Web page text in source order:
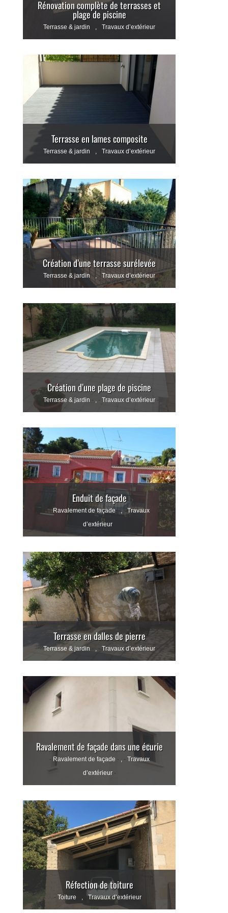
Rénovation complète de terrasses et
plage de piscine
Terrasse & jardin , Travaux d’extérieur
Terrasse en lames composite
Terrasse & jardin , Travaux d’extérieur
Création d’une terrasse surélevée
Terrasse & jardin , Travaux d’extérieur
Création d’une plage de piscine
Terrasse & jardin , Travaux d’extérieur
Enduit de façade
Ravalement de façade ,
Travaux
d’extérieur
Terrasse en dalles de pierre
Terrasse & jardin , Travaux d’extérieur
Ravalement de façade dans une écurie
Ravalement de façade ,
Travaux
d’extérieur
Réfection de toiture
Toiture , Travaux d’extérieur